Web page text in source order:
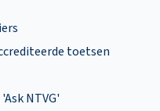
toetsen
NTVG'